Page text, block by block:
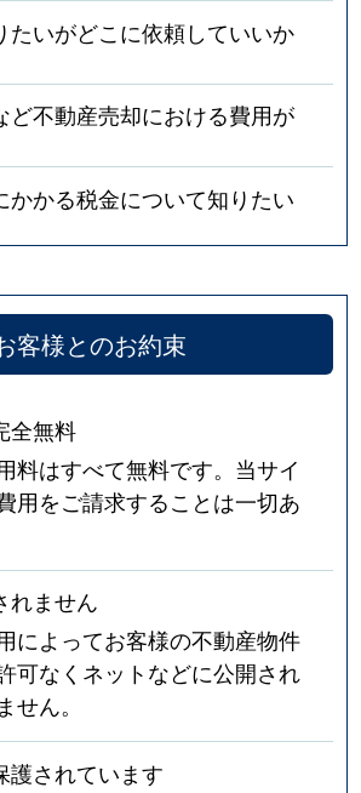
たいがどこに依頼していいか
ど不動産売却における費用が
かかる税金について知りたい
客様とのお約束
全無料
料はすべて無料です。当サイ
用をご請求することは一切あ
れません
によってお客様の不動産物件
可なくネットなどに公開され
せん。
護されています